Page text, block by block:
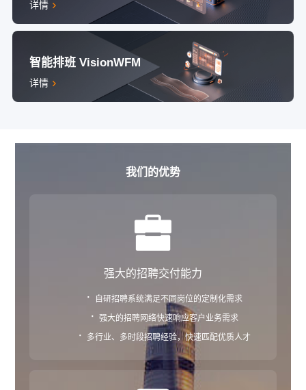
详情
智能排班 VisionWFM
详情
我们的优势
强大的招聘交付能力
· 自研招聘系统满足不同岗位的定制化需求
· 强大的招聘网络快速响应客户业务需求
· 多行业、多时段招聘经验，快速匹配优质人才